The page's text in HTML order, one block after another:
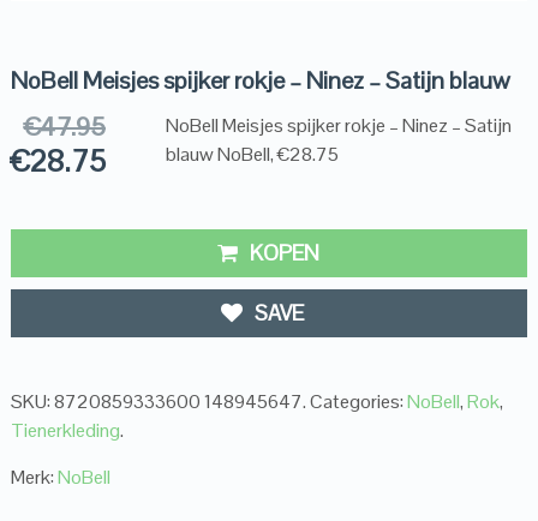
NoBell Meisjes spijker rokje – Ninez – Satijn blauw
€47.95
€28.75
NoBell Meisjes spijker rokje – Ninez – Satijn
blauw NoBell, €28.75
KOPEN
SAVE
SKU:8720859333600 148945647.Categories:NoBell,Rok,
Tienerkleding.
Merk:NoBell